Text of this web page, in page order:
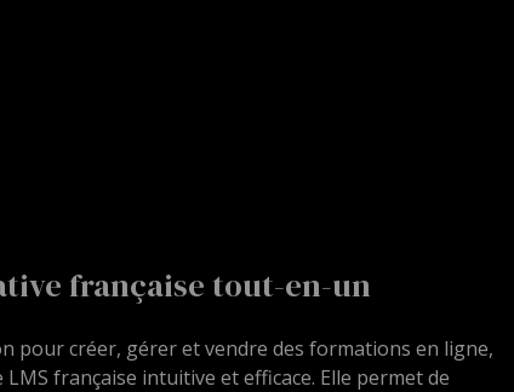
française tout-en-un
pour créer, gérer et vendre des formations en ligne,
française intuitive et efficace. Elle permet de